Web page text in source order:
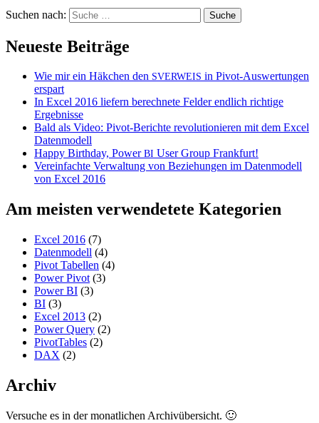
Suchen nach:
Neueste Beiträge
Wie mir ein Häkchen den SVERWEIS in Pivot-Auswertungen
erspart
In Excel 2016 liefern berechnete Felder endlich richtige
Ergebnisse
Bald als Video: Pivot-Berichte revolutionieren mit dem Excel
Datenmodell
Happy Birthday, PowerBI User Group Frankfurt!
Vereinfachte Verwaltung von Beziehungen im Datenmodell
von Excel 2016
Am meisten verwendetete Kategorien
Excel 2016 (7)
Datenmodell (4)
Pivot Tabellen (4)
Power Pivot (3)
Power BI (3)
BI (3)
Excel 2013 (2)
Power Query (2)
PivotTables (2)
DAX (2)
Archiv
Versuche es in der monatlichen Archivübersicht. 🙂